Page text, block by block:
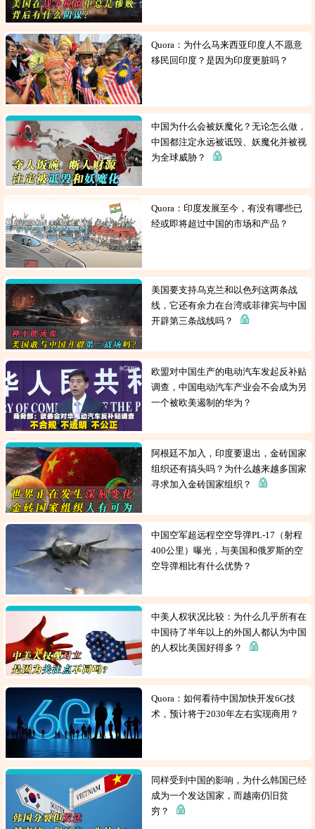
Quora：为什么马来西亚印度人不愿意
移民回印度？是因为印度更脏吗？
中国为什么会被妖魔化？无论怎么做，
中国都注定永远被诋毁、妖魔化并被视
为全球威胁？
Quora：印度发展至今，有没有哪些已
经或即将超过中国的市场和产品？
美国要支持乌克兰和以色列这两条战
线，它还有余力在台湾或菲律宾与中国
开辟第三条战线吗？
欧盟对中国生产的电动汽车发起反补贴
调查，中国电动汽车产业会不会成为另
一个被欧美遏制的华为？
阿根廷不加入，印度要退出，金砖国家
组织还有搞头吗？为什么越来越多国家
寻求加入金砖国家组织？
中国空军超远程空空导弹PL-17（射程
400公里）曝光，与美国和俄罗斯的空
空导弹相比有什么优势？
中美人权状况比较：为什么几乎所有在
中国待了半年以上的外国人都认为中国
的人权比美国好得多？
Quora：如何看待中国加快开发6G技
术，预计将于2030年左右实现商用？
同样受到中国的影响，为什么韩国已经
成为一个发达国家，而越南仍旧贫
穷？